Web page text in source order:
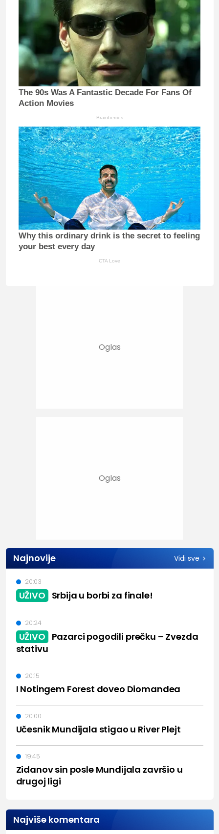
The 90s Was A Fantastic Decade For Fans Of
Action Movies
Brainberries
Why this ordinary drink is the secret to feeling
your best every day
CTA Love
Najnovije Vidi sve
UŽIVO Srbija u borbi za finale!
20:03
UŽIVO Pazarci pogodili prečku – Zvezda
stativu
20:24
I Notingem Forest doveo Diomandea
20:15
Učesnik Mundijala stigao u River Plejt
20:00
Zidanov sin posle Mundijala završio u
drugoj ligi
19:45
Najviše komentara